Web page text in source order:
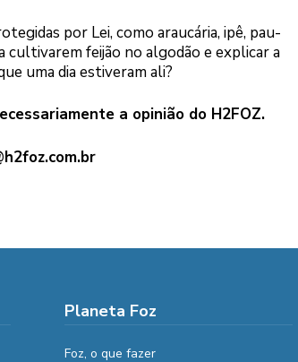
por Lei, como araucária, ipê, pau-
cultivarem feijão no algodão e explicar a
uma dia estiveram ali?
a opinião do H2FOZ.
Planeta Foz
Foz, o que fazer